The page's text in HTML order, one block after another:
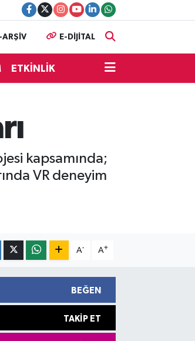
ARŞİV E-DİJİTAL
ETKİNLİK
kapsamında;
VR deneyim
A- A+
BEĞEN
TAKIP ET